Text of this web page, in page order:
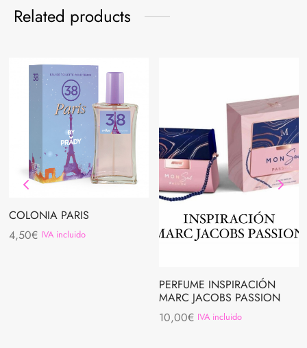
Related products
COLONIA PARIS
4,50€ IVA incluido
PERFUME INSPIRACIÓN
MARC JACOBS PASSION
10,00€ IVA incluido